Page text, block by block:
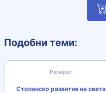
Подобни теми:
Реферат
Стопанско развитие на света